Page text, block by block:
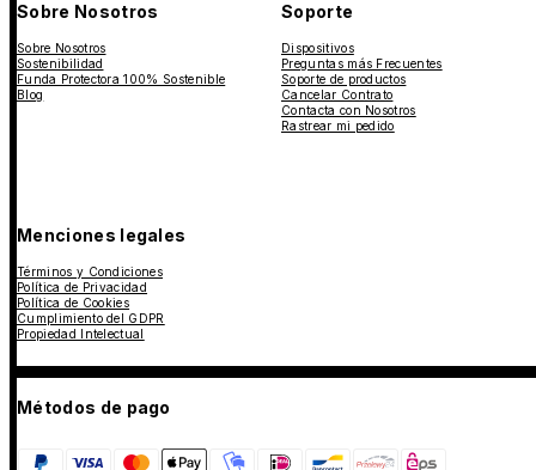
Sobre Nosotros
Sobre Nosotros
Sostenibilidad
Funda Protectora 100% Sostenible
Blog
Soporte
Dispositivos
Preguntas más Frecuentes
Soporte de productos
Cancelar Contrato
Contacta con Nosotros
Rastrear mi pedido
Menciones legales
Términos y Condiciones
Política de Privacidad
Política de Cookies
Cumplimiento del GDPR
Propiedad Intelectual
Métodos de pago